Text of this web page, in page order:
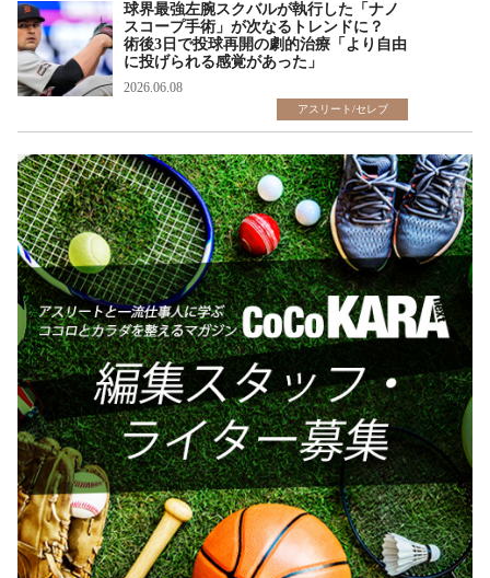
球界最強左腕スクバルが執行した「ナノ
スコープ手術」が次なるトレンドに？
術後3日で投球再開の劇的治療「より自由
に投げられる感覚があった」
2026.06.08
アスリート/セレブ